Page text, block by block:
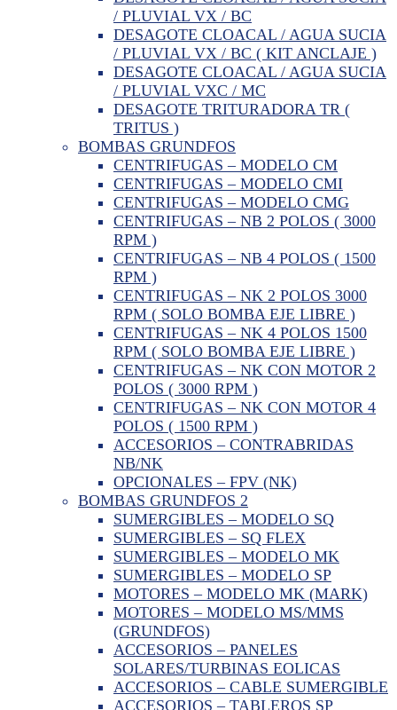
/ PLUVIAL VX / BC
DESAGOTE CLOACAL / AGUA SUCIA
/ PLUVIAL VX / BC ( KIT ANCLAJE )
DESAGOTE CLOACAL / AGUA SUCIA
/ PLUVIAL VXC / MC
DESAGOTE TRITURADORA TR (
TRITUS )
BOMBAS GRUNDFOS
CENTRIFUGAS – MODELO CM
CENTRIFUGAS – MODELO CMI
CENTRIFUGAS – MODELO CMG
CENTRIFUGAS – NB 2 POLOS ( 3000
RPM )
CENTRIFUGAS – NB 4 POLOS ( 1500
RPM )
CENTRIFUGAS – NK 2 POLOS 3000
RPM ( SOLO BOMBA EJE LIBRE )
CENTRIFUGAS – NK 4 POLOS 1500
RPM ( SOLO BOMBA EJE LIBRE )
CENTRIFUGAS – NK CON MOTOR 2
POLOS ( 3000 RPM )
CENTRIFUGAS – NK CON MOTOR 4
POLOS ( 1500 RPM )
ACCESORIOS – CONTRABRIDAS
NB/NK
OPCIONALES – FPV (NK)
BOMBAS GRUNDFOS 2
SUMERGIBLES – MODELO SQ
SUMERGIBLES – SQ FLEX
SUMERGIBLES – MODELO MK
SUMERGIBLES – MODELO SP
MOTORES – MODELO MK (MARK)
MOTORES – MODELO MS/MMS
(GRUNDFOS)
ACCESORIOS – PANELES
SOLARES/TURBINAS EOLICAS
ACCESORIOS – CABLE SUMERGIBLE
ACCESORIOS – TABLEROS SP